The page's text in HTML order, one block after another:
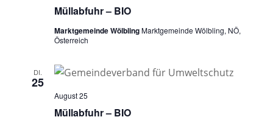
Müllabfuhr – BIO
Marktgemeinde WölblingMarktgemeinde Wölbling, NÖ,
Österreich
DI.
25
Müllabfuhr – BIO
August 25